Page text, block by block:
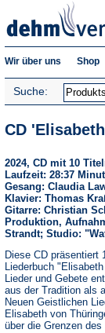
Wir über uns Shop
Suche:
CD
2024, CD mit 10
Laufzeit: 28:37
Gesang: Claudia
Klavier: Thomas
Gitarre: Christian
Produktion,
Strandt; Studio:
Diese CD präsentiert
Liederbuch
Lieder und Gebete
aus der Tradition als
Neuen Geistlichen
Elisabeth von
über die Grenzen